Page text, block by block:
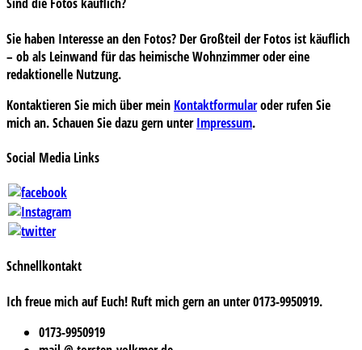
Sie haben Interesse an den Fotos? Der Großteil der Fotos ist käuflich
– ob als Leinwand für das heimische Wohnzimmer oder eine
redaktionelle Nutzung.
Kontaktieren Sie mich über mein Kontaktformularoder rufen Sie
mich an. Schauen Sie dazu gern unterImpressum.
Social Media Links
Schnellkontakt
Ich freue mich auf Euch! Ruft mich gern an unter 0173-9950919.
0173-9950919